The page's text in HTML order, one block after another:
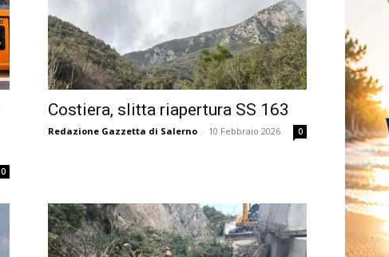
0
Costiera, slitta riapertura SS 163
Redazione Gazzetta di Salerno - 10 Febbraio 2026 0